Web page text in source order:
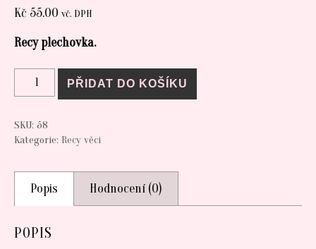
Kč 55.00 vč. DPH
Recy plechovka.
RECY DÓZA - květináč množství
PŘIDAT DO KOŠÍKU
SKU: 58
Kategorie: Recy věci
Popis Hodnocení (0)
POPIS